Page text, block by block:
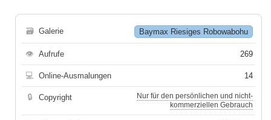
🗃 Galerie Baymax Riesiges Robowabohu
👁 Aufrufe 269
💻 Online-Ausmalungen 14
🔒 Copyright
Nur für den persönlichen und nicht-
kommerziellen Gebrauch